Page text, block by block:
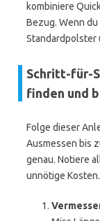
kombiniere
Bezug. Wenn
Standardpolster
Schritt-für-
finden und
Folge dieser
Ausmessen bis
genau. Notiere
unnötige Kosten.